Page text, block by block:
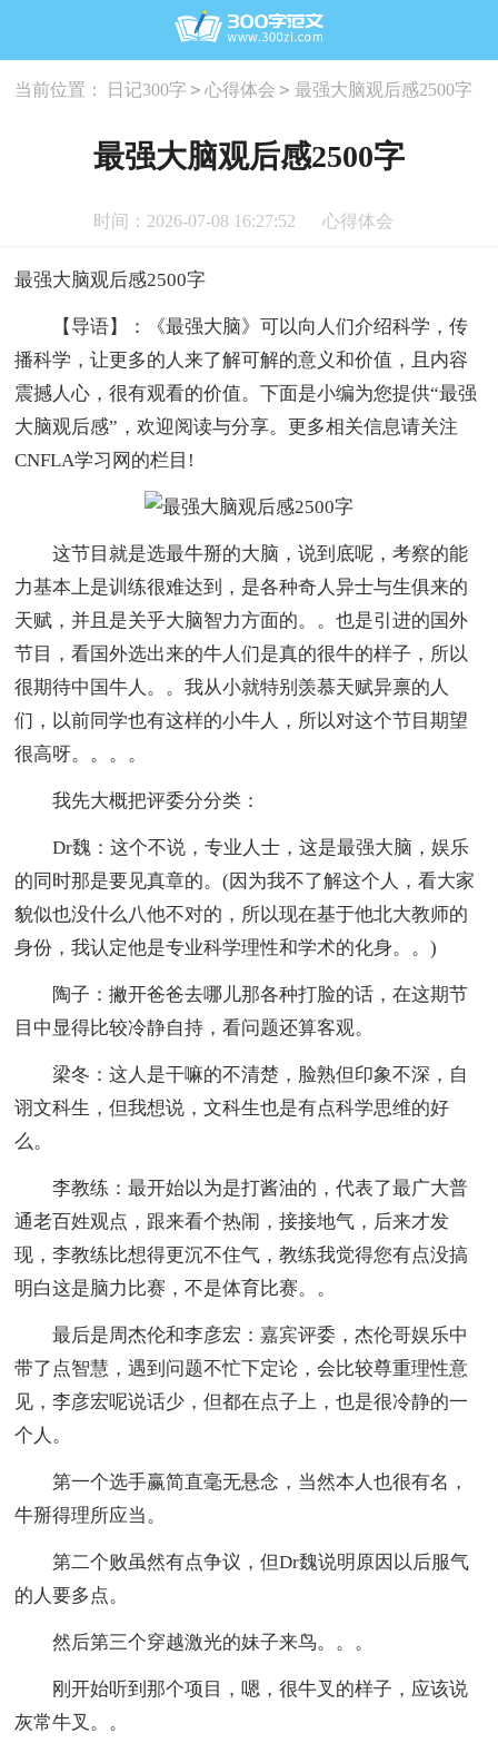
当前位置： 日记300字 > 心得体会 > 最强大脑观后感2500字
最强大脑观后感2500字
时间：2026-07-08 16:27:52 心得体会
最强大脑观后感2500字
【导语】：《最强大脑》可以向人们介绍科学，传
播科学，让更多的人来了解可解的意义和价值，且内容
震撼人心，很有观看的价值。下面是小编为您提供“最强
大脑观后感”，欢迎阅读与分享。更多相关信息请关注
CNFLA学习网的栏目!
这节目就是选最牛掰的大脑，说到底呢，考察的能
力基本上是训练很难达到，是各种奇人异士与生俱来的
天赋，并且是关乎大脑智力方面的。。也是引进的国外
节目，看国外选出来的牛人们是真的很牛的样子，所以
很期待中国牛人。。我从小就特别羡慕天赋异禀的人
们，以前同学也有这样的小牛人，所以对这个节目期望
很高呀。。。。
我先大概把评委分分类：
Dr魏：这个不说，专业人士，这是最强大脑，娱乐
的同时那是要见真章的。(因为我不了解这个人，看大家
貌似也没什么八他不对的，所以现在基于他北大教师的
身份，我认定他是专业科学理性和学术的化身。。)
陶子：撇开爸爸去哪儿那各种打脸的话，在这期节
目中显得比较冷静自持，看问题还算客观。
梁冬：这人是干嘛的不清楚，脸熟但印象不深，自
诩文科生，但我想说，文科生也是有点科学思维的好
么。
李教练：最开始以为是打酱油的，代表了最广大普
通老百姓观点，跟来看个热闹，接接地气，后来才发
现，李教练比想得更沉不住气，教练我觉得您有点没搞
明白这是脑力比赛，不是体育比赛。。
最后是周杰伦和李彦宏：嘉宾评委，杰伦哥娱乐中
带了点智慧，遇到问题不忙下定论，会比较尊重理性意
见，李彦宏呢说话少，但都在点子上，也是很冷静的一
个人。
第一个选手赢简直毫无悬念，当然本人也很有名，
牛掰得理所应当。
第二个败虽然有点争议，但Dr魏说明原因以后服气
的人要多点。
然后第三个穿越激光的妹子来鸟。。。
刚开始听到那个项目，嗯，很牛叉的样子，应该说
灰常牛叉。。